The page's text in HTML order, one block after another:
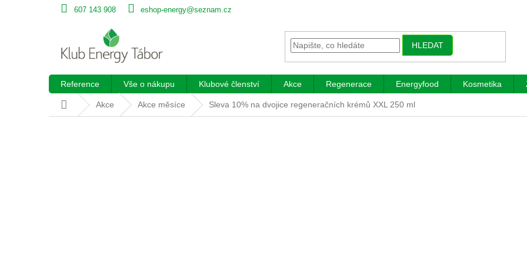
607 143 908 eshop-energy@seznam.cz
HLEDAT
Reference Vše o nákupu Klubové členství Akce Regenerace Energyfood Kosmetika
Domů Akce Akce měsíce Sleva 10% na dvojice regeneračních krémů XXL 250 ml